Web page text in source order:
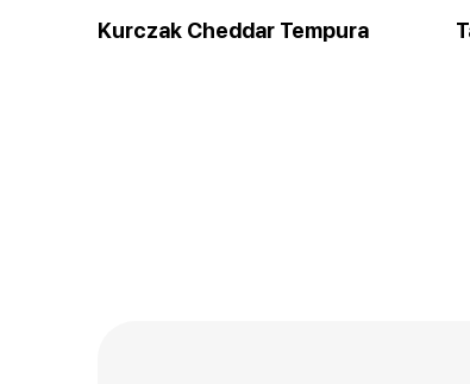
Kurczak Cheddar Tempura